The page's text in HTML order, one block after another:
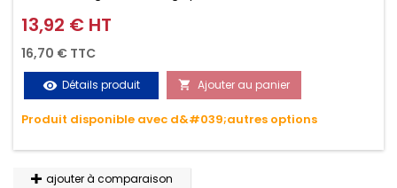
griffes (3M ou 5M / 350daN), simple et rapide d'utilisation.
Permet d'arrimer et de sécuriser vos chargements pendant
le transport. Matière polyester très résistante aux UV et aux
variations de températures, n'absorbe pas l'eau.
Prix
13,92 € HT
16,70 € TTC
visibility Détails produit  Ajouter au panier
Produit disponible avec d&#039;autres options
ajouter à comparaison